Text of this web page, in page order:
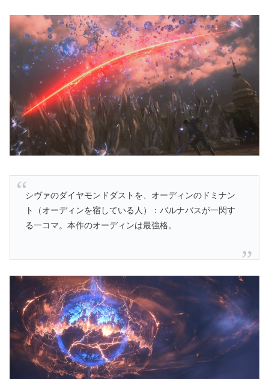
シヴァのダイヤモンドダストを、オーディンのドミナン
ト（オーディンを宿している人）：バルナバスが一閃す
る一コマ。本作のオーディンは最強格。